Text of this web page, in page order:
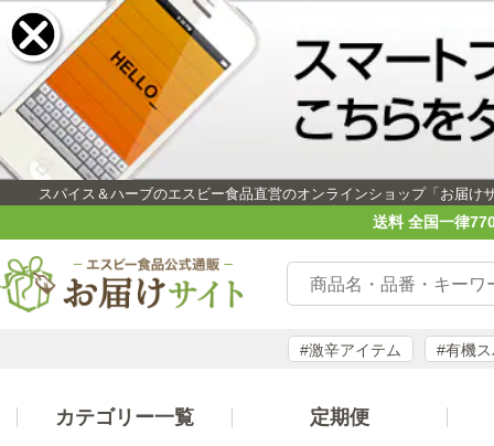
スパイス＆ハーブのエスビー食品直営のオンラインショップ「お届け
送料 全国一律
#激辛アイテム #有機
カテゴリー一覧 定期便